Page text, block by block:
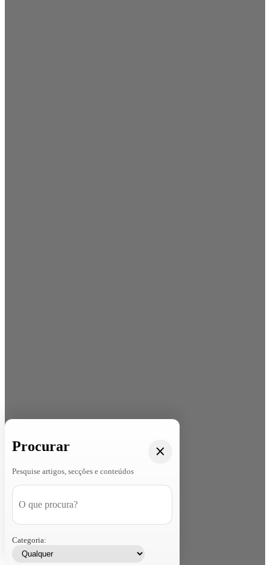
Procurar
Pesquise artigos, secções e conteúdos
Categoria: